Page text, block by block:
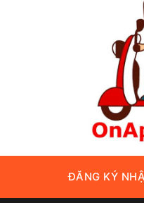
ĐĂNG KÝ